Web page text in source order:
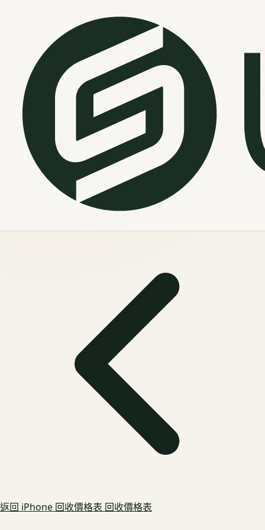
返回 iPhone 回收價格表 回收價格表